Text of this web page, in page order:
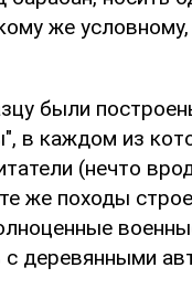
же
были
в каждом из
(нечто
же походы
деревянными